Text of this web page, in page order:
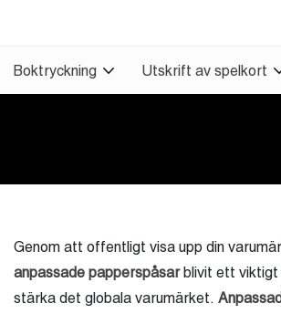
Boktryckning Utskrift av spelkort
Genom att offentligt visa upp din
anpassade papperspåsarblivit ett viktigt
stärka det globala varumärket.